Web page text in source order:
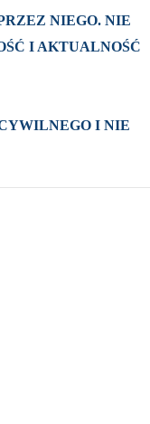
NIEGO. NIE
I AKTUALNOŚĆ
I NIE